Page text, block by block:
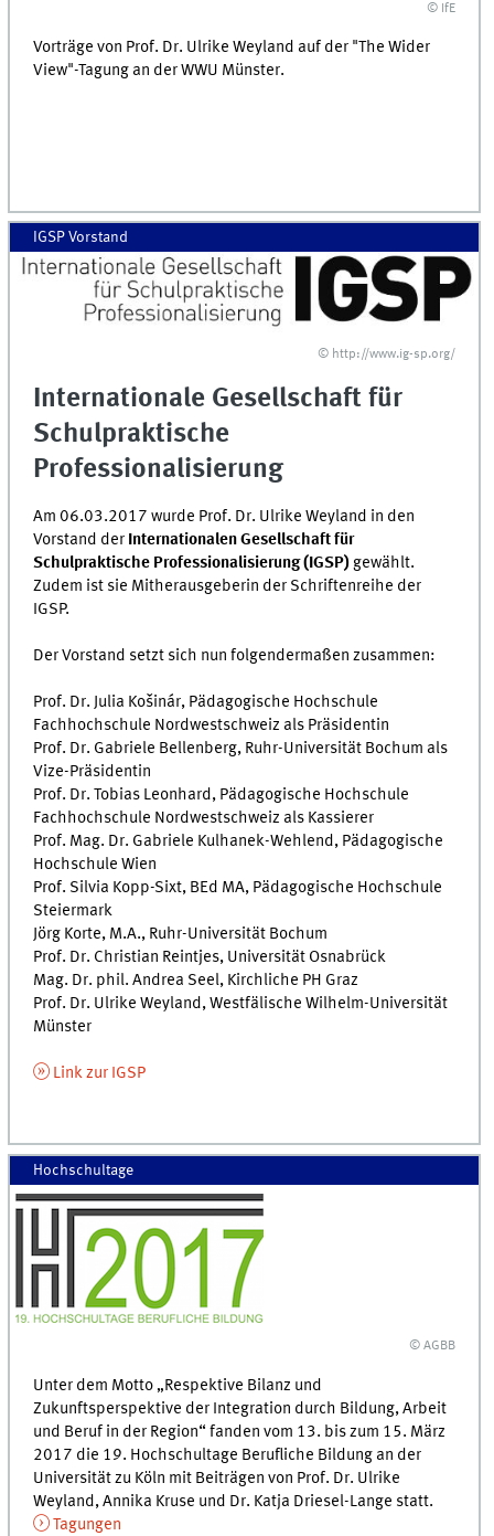
© IfE
Vorträge von Prof. Dr. Ulrike Weyland auf der "The Wider
View"-Tagung an der WWU Münster.
IGSP Vorstand
© http://www.ig-sp.org/
Internationale Gesellschaft für
Schulpraktische
Professionalisierung
Am 06.03.2017 wurde Prof. Dr. Ulrike Weyland in den
Vorstand der Internationalen Gesellschaft für
Schulpraktische Professionalisierung(IGSP) gewählt.
Zudem ist sie Mitherausgeberin der Schriftenreihe der
IGSP.
Der Vorstand setzt sich nun folgendermaßen zusammen:
Prof. Dr. Julia Košinár, Pädagogische Hochschule
Fachhochschule Nordwestschweiz als Präsidentin
Prof. Dr. Gabriele Bellenberg, Ruhr-Universität Bochum als
Vize-Präsidentin
Prof. Dr. Tobias Leonhard, Pädagogische Hochschule
Fachhochschule Nordwestschweiz als Kassierer
Prof. Mag. Dr. Gabriele Kulhanek-Wehlend, Pädagogische
Hochschule Wien
Prof. Silvia Kopp-Sixt, BEd MA, Pädagogische Hochschule
Steiermark
Jörg Korte, M.A., Ruhr-Universität Bochum
Prof. Dr. Christian Reintjes, Universität Osnabrück
Mag. Dr. phil. Andrea Seel, Kirchliche PH Graz
Prof. Dr. Ulrike Weyland, Westfälische Wilhelm-Universität
Münster
Link zur IGSP
Hochschultage
© AGBB
Unter dem Motto „Respektive Bilanz und
Zukunftsperspektive der Integration durch Bildung, Arbeit
und Beruf in der Region“ fanden vom 13. bis zum 15. März
2017 die 19. Hochschultage Berufliche Bildung an der
Universität zu Köln mit Beiträgen von Prof. Dr. Ulrike
Weyland, Annika Kruse und Dr. Katja Driesel-Lange statt.
Tagungen